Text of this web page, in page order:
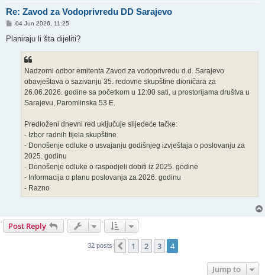
Re: Zavod za Vodoprivredu DD Sarajevo
P
s
04 Jun 2026, 11:25
Planiraju li šta dijeliti?
Nadzorni odbor emitenta Zavod za vodoprivredu d.d. Sarajevo
obavještava o sazivanju 35. redovne skupštine dioničara za
26.06.2026. godine sa početkom u 12:00 sati, u prostorijama društva u
Sarajevu, Paromlinska 53 E.
Predloženi dnevni red uključuje slijedeće tačke:
- Izbor radnih tijela skupštine
- Donošenje odluke o usvajanju godišnjeg izvještaja o poslovanju za
2025. godinu
- Donošenje odluke o raspodjeli dobiti iz 2025. godine
- Informacija o planu poslovanja za 2026. godinu
- Razno
Post Reply
32 posts Previous
1 2 3 4
Jump to